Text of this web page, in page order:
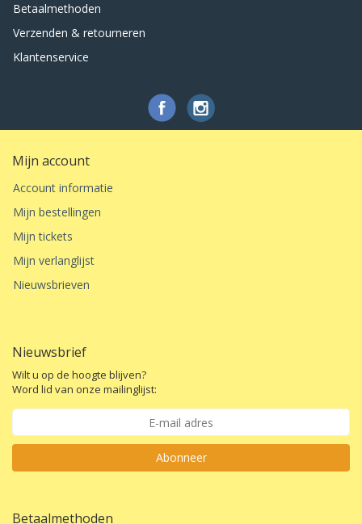
Betaalmethoden
Verzenden & retourneren
Klantenservice
Mijn account
Account informatie
Mijn bestellingen
Mijn tickets
Mijn verlanglijst
Nieuwsbrieven
Nieuwsbrief
Wilt u op de hoogte blijven?
Word lid van onze mailinglijst:
Abonneer
Betaalmethoden